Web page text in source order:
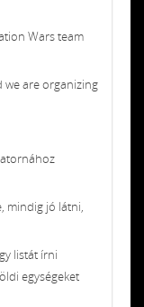
Wars team
we are organizing
mindig jó látni,
listát írni
egységeket